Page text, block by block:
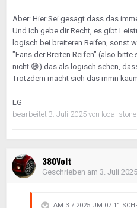
Aber: Hier Sei gesagt dass das
Und Ich gebe dir Recht, es gibt
logisch bei breiteren Reifen, sonst
"Fans der Breiten Reifen" (also
nicht 😅) das als logisch sehen,
Trotzdem macht sich das mmn
LG
bearbeitet 3. Juli 2025 von local stone
380Volt
Geschrieben am 3. Juli 2025
AM 3.7.2025 UM 07:11